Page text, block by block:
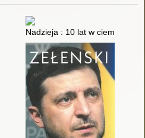
Nadzieja : 10 lat w ciemności